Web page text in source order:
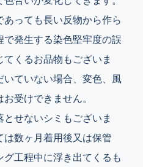
あっても長い反物から作ら
発生する染色堅牢度の誤
くるお品物もございま
ていない場合、変色、風
受けできません。
せないシミもございま
数ヶ月着用後又は保管
工程中に浮き出てくるも